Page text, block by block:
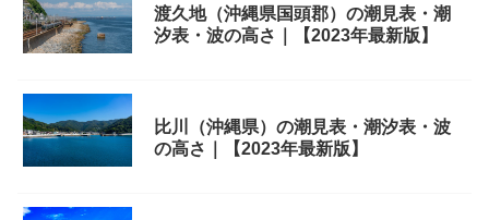
渡久地（沖縄県国頭郡）の潮見表・潮
汐表・波の高さ｜【2023年最新版】
比川（沖縄県）の潮見表・潮汐表・波
の高さ｜【2023年最新版】